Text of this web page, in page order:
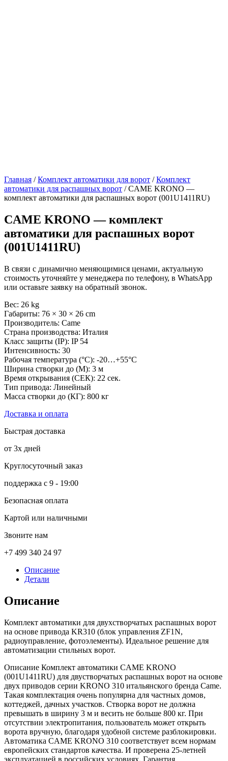
Главная /Комплект автоматики для ворот /Комплект
автоматики для распашных ворот / CAME KRONO —
комплект автоматики для распашных ворот (001U1411RU)
CAME KRONO — комплект
автоматики для распашных ворот
(001U1411RU)
В связи с динамично меняющимися ценами, актуальную
стоимость уточняйте у менеджера по телефону, в WhatsApp
или оставьте заявку на обратный звонок.
Вес: 26 kg
Габариты: 76 × 30 × 26 cm
Производитель: Came
Страна производства: Италия
Класс защиты (IP): IP 54
Интенсивность: 30
Рабочая температура (°C): -20…+55°C
Ширина створки до (М): 3 м
Время открывания (СЕК): 22 сек.
Тип привода: Линейный
Масса створки до (КГ): 800 кг
Доставка и оплата
Быстрая доставка
от 3х дней
Круглосуточный заказ
поддержка с 9 - 19:00
Безопасная оплата
Картой или наличными
Звоните нам
+7 499 340 24 97
Описание
Детали
Описание
Комплект автоматики для двухстворчатых распашных ворот
на основе привода KR310 (блок управления ZF1N,
радиоуправление, фотоэлементы). Идеальное решение для
автоматизации стильных ворот.
Описание Комплект автоматики CAME KRONO
(001U1411RU) для двустворчатых распашных ворот на основе
двух приводов серии KRONO 310 итальянского бренда Came.
Такая комплектация очень популярна для частных домов,
коттеджей, дачных участков. Створка ворот не должна
превышать в ширину 3 м и весить не больше 800 кг. При
отсутствии электропитания, пользователь может открыть
ворота вручную, благодаря удобной системе разблокировки.
Автоматика CAME KRONO 310 соответствует всем нормам
европейских стандартов качества. И проверена 25-летней
эксплуатацией в российских условиях. Гарантия